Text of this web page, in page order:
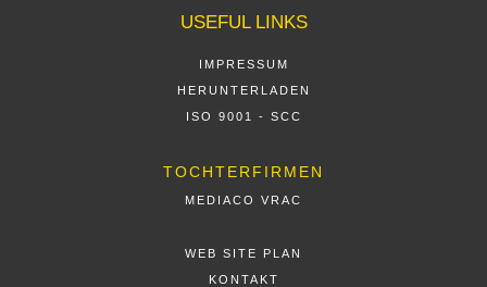
USEFUL LINKS
IMPRESSUM
HERUNTERLADEN
ISO 9001 - SCC
TOCHTERFIRMEN
MEDIACO VRAC
WEB SITE PLAN
KONTAKT